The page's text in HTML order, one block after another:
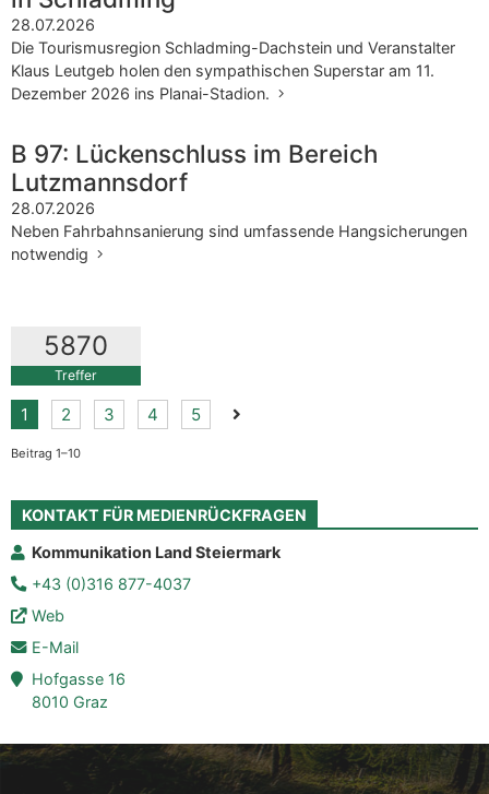
28.07.2026
Die Tourismusregion Schladming-Dachstein und Veranstalter
Klaus Leutgeb holen den sympathischen Superstar am 11.
Dezember 2026 ins Planai-Stadion.
B 97: Lückenschluss im Bereich
Lutzmannsdorf
28.07.2026
Neben Fahrbahnsanierung sind umfassende Hangsicherungen
notwendig
5870
Treffer
1 2 3 4 5 Nächste Seite der
Beitrag 1–10
KONTAKT FÜR MEDIENRÜCKFRAGEN
Kommunikation Land Steiermark
+43 (0)316 877-4037
Web
E-Mail
Hofgasse 16
8010 Graz